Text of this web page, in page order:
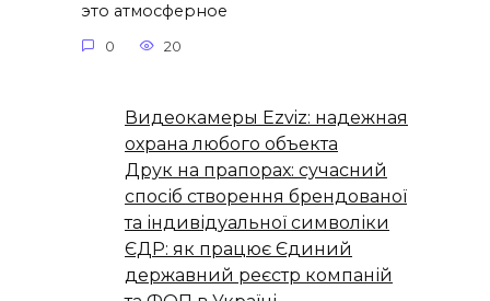
это атмосферное
0 20
Видеокамеры Ezviz: надежная
охрана любого объекта
Друк на прапорах: сучасний
спосіб створення брендованої
та індивідуальної символіки
ЄДР: як працює Єдиний
державний реєстр компаній